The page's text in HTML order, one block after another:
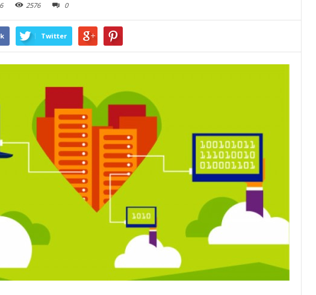
2576 0
Twitter